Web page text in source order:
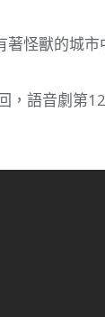
怪獸的城
，語音劇第